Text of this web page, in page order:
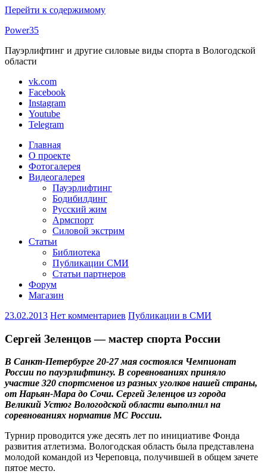
Перейти к содержимому
Power35
Пауэрлифтинг и другие силовые виды спорта в Вологодской
области
vk.com
Facebook
Instagram
Youtube
Telegram
Главная
О проекте
Фотогалерея
Видеогалерея
Пауэрлифтинг
Бодибилдинг
Русский жим
Армспорт
Силовой экстрим
Статьи
Библиотека
Публикации СМИ
Статьи партнеров
Форум
Магазин
23.02.2013 Нет комментариев Публикации в СМИ
Сергей Зеленцов — мастер спорта России
В Санкт-Петербурге 20-27 мая состоялся Чемпионат
России по пауэрлифтингу. В соревнованиях приняло
участие 320 спортсменов из разных уголков нашей страны,
от Нарьян-Мара до Сочи. Сергей Зеленцов из города
Великий Устюг Вологодской области выполнил на
соревнованиях норматив МС России.
Турнир проводится уже десять лет по инициативе Фонда
развития атлетизма. Вологодская область была представлена
молодой командой из Череповца, получившей в общем зачете
пятое место.